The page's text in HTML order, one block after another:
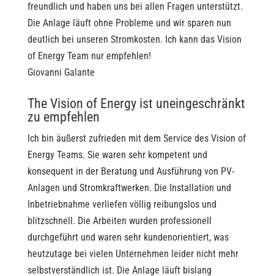
freundlich und haben uns bei allen Fragen unterstützt.
Die Anlage läuft ohne Probleme und wir sparen nun
deutlich bei unseren Stromkosten. Ich kann das Vision
of Energy Team nur empfehlen!
Giovanni Galante
The Vision of Energy ist uneingeschränkt
zu empfehlen
Ich bin äußerst zufrieden mit dem Service des Vision of
Energy Teams. Sie waren sehr kompetent und
konsequent in der Beratung und Ausführung von PV-
Anlagen und Stromkraftwerken. Die Installation und
Inbetriebnahme verliefen völlig reibungslos und
blitzschnell. Die Arbeiten wurden professionell
durchgeführt und waren sehr kundenorientiert, was
heutzutage bei vielen Unternehmen leider nicht mehr
selbstverständlich ist. Die Anlage läuft bislang